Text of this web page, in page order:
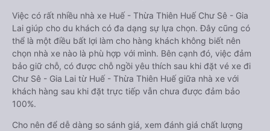
Việc có rất nhiều nhà xe Huế - Thừa Thiên Huế Chư Sê - Gia
Lai giúp cho du khách có đa dạng sự lựa chọn. Đây cũng có
thể là một điều bất lợi làm cho hàng khách không biết nên
chọn nhà xe nào là phù hợp với mình. Bên cạnh đó, việc đảm
bảo giữ chỗ, có được chỗ ngồi yêu thích sau khi đặt vé xe đi
Chư Sê - Gia Lai từ Huế - Thừa Thiên Huế giữa nhà xe với
khách hàng sau khi đặt trực tiếp vẫn chưa được đảm bảo
100%.
Cho nên để dễ dàng so sánh giá, xem đánh giá chất lượng